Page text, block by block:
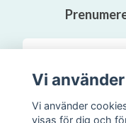
Vi
Vi använder
visas för dig och